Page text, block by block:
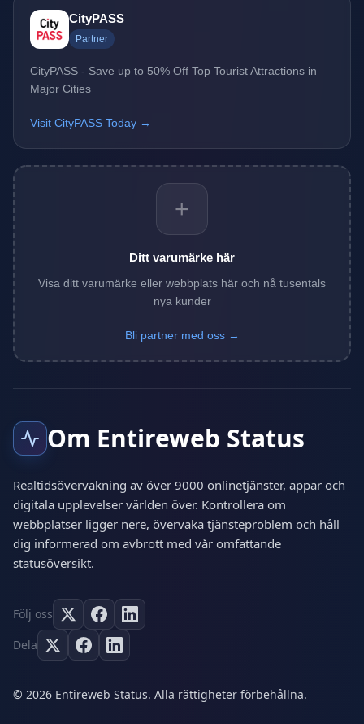
CityPASS
Partner
CityPASS - Save up to 50% Off Top Tourist Attractions in
Major Cities
Visit CityPASS Today →
+
Ditt varumärke här
Visa ditt varumärke eller webbplats här och nå tusentals
nya kunder
Bli partner med oss →
Om Entireweb Status
Realtidsövervakning av över 9000 onlinetjänster, appar och
digitala upplevelser världen över. Kontrollera om
webbplatser ligger nere, övervaka tjänsteproblem och håll
dig informerad om avbrott med vår omfattande
statusöversikt.
Följ oss
Dela
© 2026 Entireweb Status. Alla rättigheter förbehållna.